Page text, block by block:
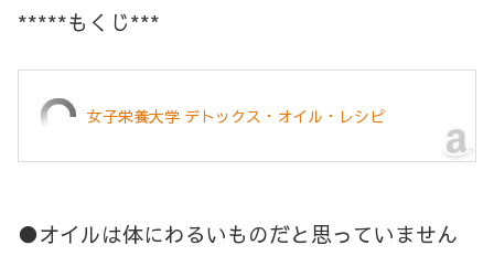
*****もくじ***
女子栄養大学 デトックス・オイル・レシピ
●オイルは体にわるいものだと思っていません